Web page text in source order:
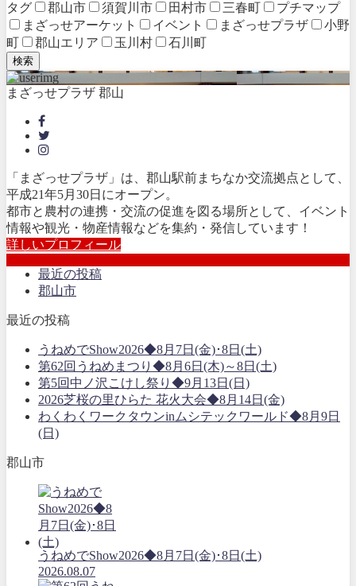
タグ 郡山市 須賀川市 田村市 三春町
プチマップ
まざっせアーケット
イベント まざっせプラザ
小野
町
郡山エリア 玉川村 石川町
検索
まざっせプラザ 郡山
「まざっせプラザ」は、郡山駅前まちなか交流拠点として、
平成21年5月30日にオープン。
都市と農村の連携・交流の促進を図る場所として、イベント
情報や観光・物産情報などを集約・発信しています！
詳しいプロフィール
最近の投稿
郡山市
最近の投稿
うねめでShow2026◆8月7日(金)･8日(土)
第62回うねめまつり◆8月6日(木)～8日(土)
第5回中ノ沢こけし祭り◆9月13日(日)
2026芝桜の里ひらた 花火大会◆8月14日(金)
わくわくワークタウンinムシテックワールド◆8月9日
(日)
郡山市
うねめでShow2026◆8月7日(金)･8日(土)
2026.08.07